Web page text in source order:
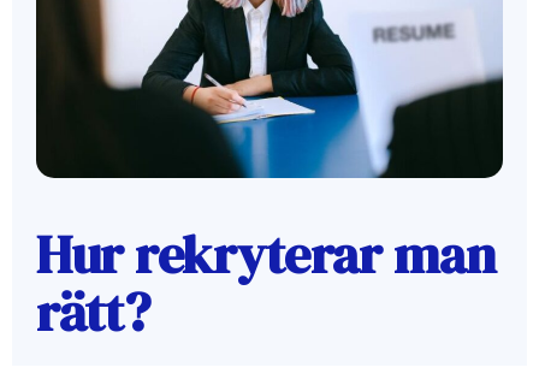
Hur rekryterar man
rätt?